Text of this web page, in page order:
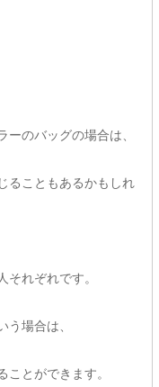
のバッグの場合は、
ることもあるかもしれ
れぞれです。
場合は、
とができます。